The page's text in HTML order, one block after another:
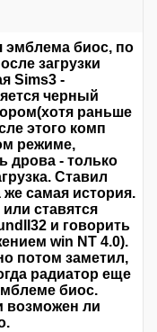
эмблема биос, по
загрузки
Sims3 -
черный
раньше
этого комп
режиме,
дрова - только
Ставил
же самая история.
ставятся
и говорить
win NT 4.0).
потом заметил,
радиатор еще
биос.
возможен ли